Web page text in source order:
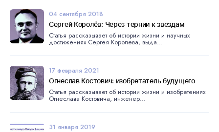
04 сентября 2018
Сергей Королёв: Через тернии к звездам
Статья рассказывает об истории жизни и научных
достижениях Сергея Королева, выда...
17 февраля 2021
Огнеслав Костович: изобретатель будущего
Статья рассказывает об истории жизни и изобретениях
Огнеслава Костовича, инженер...
31 января 2019